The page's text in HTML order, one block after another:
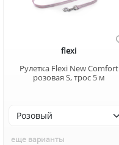
flexi
Рулетка Flexi New Comfort
розовая S, трос 5 м
еще варианты